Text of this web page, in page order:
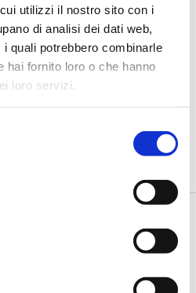
utilizzi il nostro sito con i
di analisi dei dati web,
quali potrebbero combinarle
hai fornito loro o che hanno
loro servizi.“La GenAI
e valorizza il
Libertini -
Rendere i controlli di
standardizzati e capaci di le...